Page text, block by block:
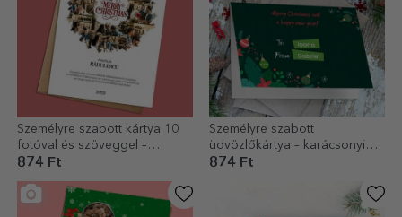
Személyre szabott kártya 10
fotóval és szöveggel –
Karácsonyi koszorú
874 Ft
Személyre szabott
üdvözlőkártya – karácsonyi
levél
874 Ft